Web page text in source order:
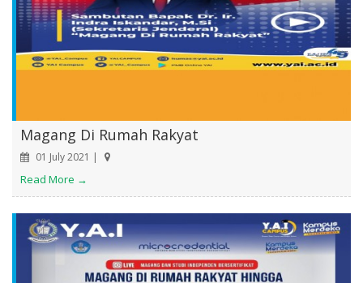
Magang Di Rumah Rakyat
01 July 2021 |
Read More →